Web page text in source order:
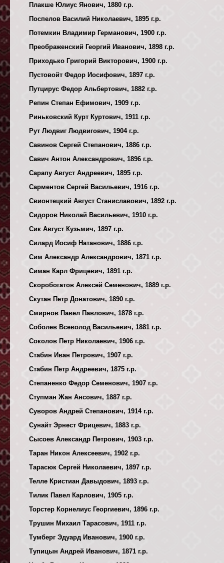
Плакше Юлиус Янович, 1880 г.р.
Поспелов Василий Николаевич, 1895 г.р.
Потемкин Владимир Германович, 1900 г.р.
Преображенский Георгий Иванович, 1898 г.р.
Приходько Григорий Викторович, 1900 г.р.
Пустовойт Федор Иосифович, 1897 г.р.
Путцирус Федор Альбертович, 1882 г.р.
Репин Степан Ефимович, 1909 г.р.
Риньковский Курт Куртович, 1911 г.р.
Рут Людвиг Людвигович, 1904 г.р.
Савинов Сергей Степанович, 1886 г.р.
Савич Антон Александрович, 1896 г.р.
Сарапу Август Андреевич, 1895 г.р.
Сарментов Сергей Васильевич, 1916 г.р.
Свионтецкий Август Станиславович, 1892 г.р.
Сидоров Николай Васильевич, 1910 г.р.
Сик Август Кузьмич, 1897 г.р.
Силард Иосиф Натанович, 1886 г.р.
Сим Александр Александрович, 1871 г.р.
Симан Карл Фрицевич, 1891 г.р.
Скоробогатов Алексей Семенович, 1889 г.р.
Скутан Петр Донатович, 1890 г.р.
Смирнов Павел Павлович, 1878 г.р.
Соболев Всеволод Васильевич, 1881 г.р.
Соколов Петр Николаевич, 1906 г.р.
Стабин Иван Петрович, 1907 г.р.
Стабин Петр Андреевич, 1875 г.р.
Степаненко Федор Семенович, 1907 г.р.
Ступман Жан Ансович, 1887 г.р.
Суворов Андрей Степанович, 1914 г.р.
Сунайт Эрнест Фрицевич, 1883 г.р.
Сысоев Александр Петрович, 1903 г.р.
Таран Никон Алексеевич, 1902 г.р.
Тарасюк Сергей Николаевич, 1897 г.р.
Телле Кристиан Давыдович, 1893 г.р.
Тилик Павел Карлович, 1905 г.р.
Торстер Корнелиус Георгиевич, 1896 г.р.
Трушин Михаил Тарасович, 1911 г.р.
Тумберг Эдуард Иванович, 1900 г.р.
Тупицын Андрей Иванович, 1871 г.р.